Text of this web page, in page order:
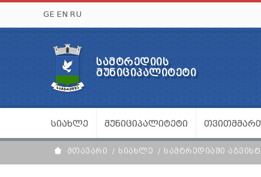
GE EN RU
ᲡᲐᲛᲢᲠᲔᲓᲘᲘᲡ
ᲛᲣᲜᲘᲪᲘᲞᲐᲚᲘᲢᲔᲢᲘ
ᲡᲘᲐᲮᲚᲔ ᲛᲣᲜᲘᲪᲘᲞᲐᲚᲘᲢᲔᲢᲘ
ᲛᲗᲐᲕᲐᲠᲘ ᲡᲘᲐᲮᲚᲔ ᲡᲐᲛᲢᲠᲔᲓᲘᲐᲨᲘ